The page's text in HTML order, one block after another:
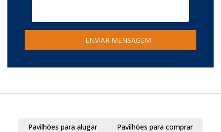
Pavilhões para alugar
Pavilhões para comprar